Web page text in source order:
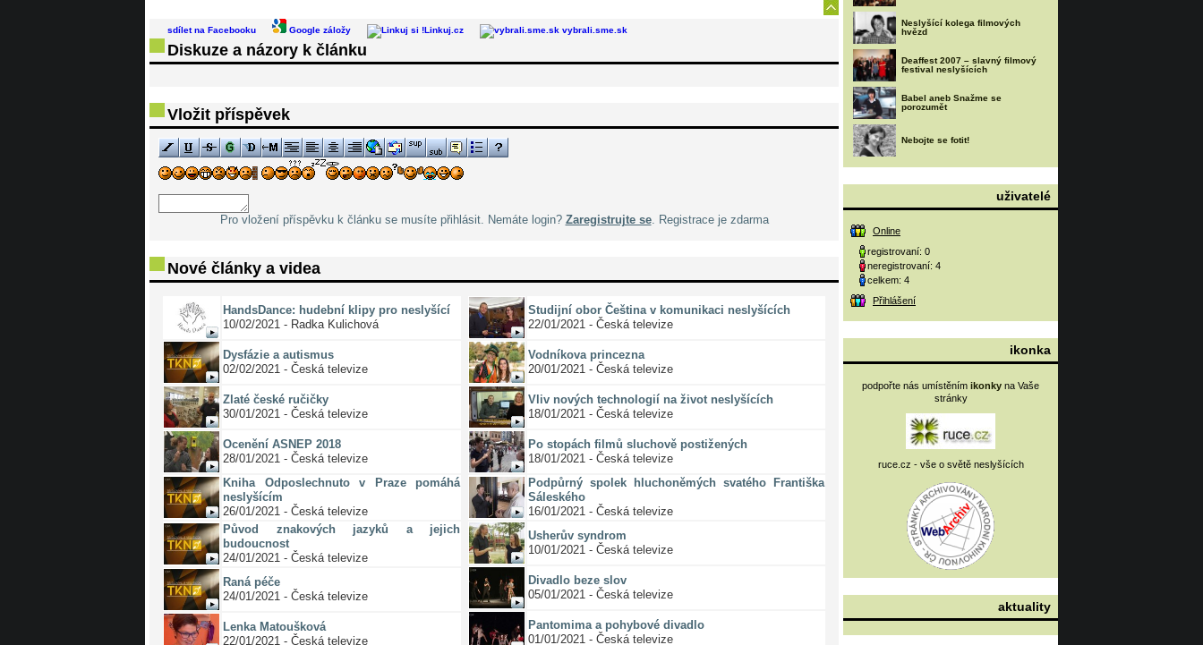
sdílet na Facebooku Google záložy Linkuj.cz vybrali.sme.sk
Diskuze a názory k článku
Vložit příspěvek
Pro vložení příspěvku k článku se musíte přihlásit. Nemáte login? Zaregistrujte se. Registrace je zdarma
Nové články a videa
HandsDance: hudební klipy pro neslyšící
10/02/2021 - Radka Kulichová
Dysfázie a autismus
02/02/2021 - Česká televize
Zlaté české ručičky
30/01/2021 - Česká televize
Ocenění ASNEP 2018
28/01/2021 - Česká televize
Kniha Odposlechnuto v Praze pomáhá
neslyšícím
26/01/2021 - Česká televize
Původ znakových jazyků a jejich
budoucnost
24/01/2021 - Česká televize
Raná péče
24/01/2021 - Česká televize
Lenka Matoušková
22/01/2021 - Česká televize
Studijní obor Čeština v komunikaci neslyšících
22/01/2021 - Česká televize
Vodníkova princezna
20/01/2021 - Česká televize
Vliv nových technologií na život neslyšících
18/01/2021 - Česká televize
Po stopách filmů sluchově postižených
18/01/2021 - Česká televize
Podpůrný spolek hluchoněmých svatého Františka
Sáleského
16/01/2021 - Česká televize
Usherův syndrom
10/01/2021 - Česká televize
Divadlo beze slov
05/01/2021 - Česká televize
Pantomima a pohybové divadlo
01/01/2021 - Česká televize
Neslyšící kolega filmových
hvězd
Deaffest 2007 – slavný filmový
festival neslyšících
Babel aneb Snažme se
porozumět
Nebojte se fotit!
uživatelé
Online
registrovaní: 0
neregistrovaní: 4
celkem: 4
Přihlášení
ikonka
podpořte nás umístěním ikonky na Vaše
stránky
ruce.cz - vše o světě neslyšících
aktuality